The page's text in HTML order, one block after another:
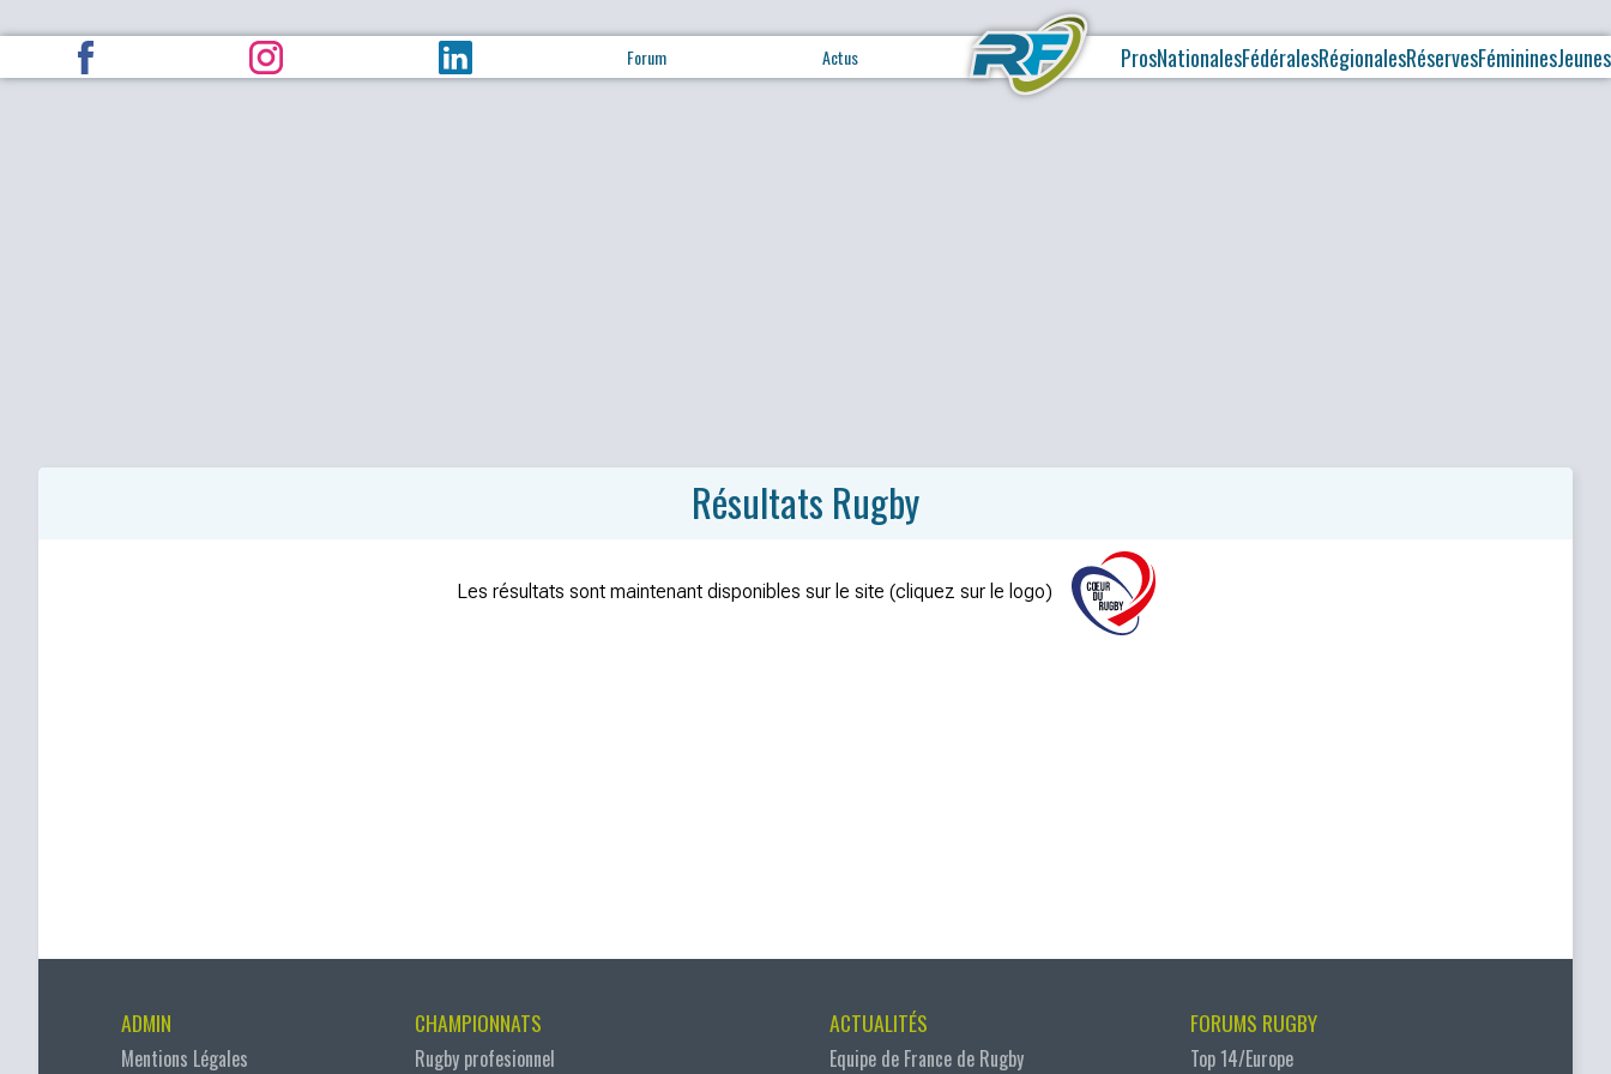
Forum Actus ProsNationalesFédéralesRégionalesRéservesFémininesJeunes
Résultats Rugby
Les résultats sont maintenant disponibles sur le site (cliquez sur le logo)
ADMIN
Mentions Légales
CHAMPIONNATS
Rugby profesionnel
ACTUALITÉS
Equipe de France de Rugby
FORUMS RUGBY
Top 14/Europe